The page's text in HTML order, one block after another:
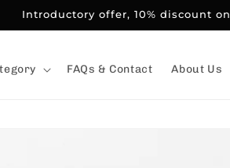
Introductory offer, 10% discount
FAQs & Contact About Us